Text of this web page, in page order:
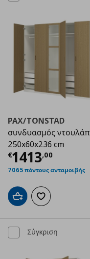
PAX/TONSTAD
συνδυασμός
250x60x236 cm
€1413,00
Τρέχουσα
7065 πόντους ανταμοιβής
Προσθήκη στο καλάθι
Προσθήκη στα
Σύγκριση